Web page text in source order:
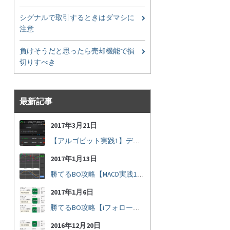
シグナルで取引するときはダマシに
注意
負けそうだと思ったら売却機能で損
切りすべき
最新記事
2017年3月21日
【アルゴビット実践1】デフォルト設定で30秒取引
2017年1月13日
勝てるBO攻略【MACD実践16】30秒取引で勝つには
2017年1月6日
勝てるBO攻略【iフォロー実践17】フォロワーの少ない人をフォローする
2016年12月20日